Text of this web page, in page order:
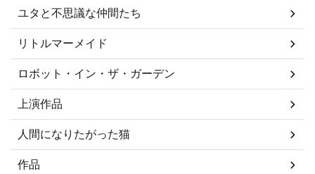
ユタと不思議な仲間たち
リトルマーメイド
ロボット・イン・ザ・ガーデン
上演作品
人間になりたがった猫
作品